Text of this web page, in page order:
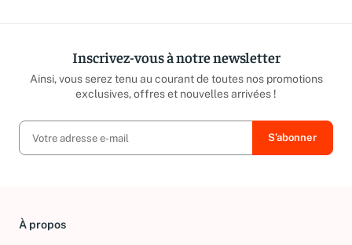
Inscrivez-vous à notre newsletter
Ainsi, vous serez tenu au courant de toutes nos promotions
exclusives, offres et nouvelles arrivées !
À propos